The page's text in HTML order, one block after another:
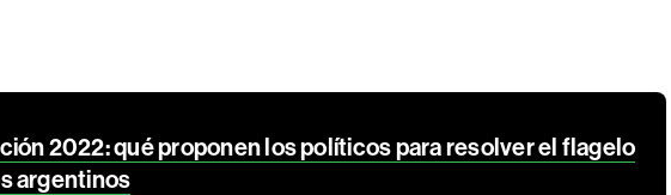
2022: qué proponen los políticos para resolver el flagelo
argentinos